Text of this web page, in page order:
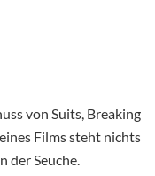
von Suits, Breaking
Films steht nichts
der Seuche.